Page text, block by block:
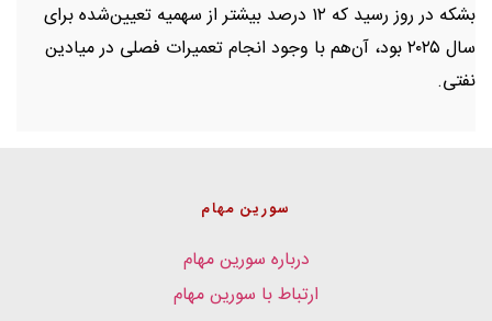
بشکه در روز رسید که ۱۲ درصد بیشتر از سهمیه تعیین‌شده برای
سال ۲۰۲۵ بود، آن‌هم با وجود انجام تعمیرات فصلی در میادین
نفتی.
سورین مهام
درباره سورین مهام
ارتباط با سورین مهام